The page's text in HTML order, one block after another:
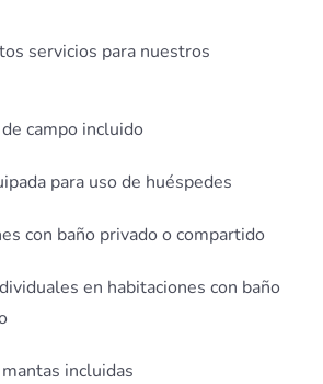
servicios para nuestros
campo incluido
para uso de huéspedes
con baño privado o compartido
en habitaciones con baño
incluidas